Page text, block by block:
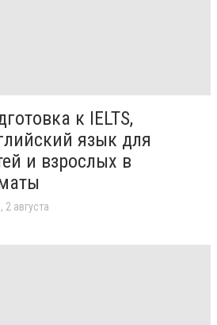
к IELTS,
язык для
и взрослых в
2 августа